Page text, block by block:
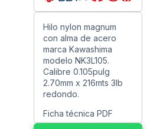
Hilo nylon magnum
con alma de acero
marca Kawashima
modelo NK3L105.
Calibre 0.105pulg
2.70mm x 216mts 3lb
redondo.
Ficha técnica PDF